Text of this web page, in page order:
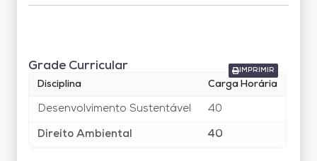
IMPRIMIR
Grade Curricular
Disciplina Carga Horária
Desenvolvimento Sustentável 40
Direito Ambiental 40